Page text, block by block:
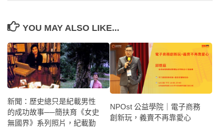
YOU MAY ALSO LIKE...
新聞：歷史總只是紀載男性
的成功故事──簡扶育《女史
無國界》系列照片，紀載勤
NPOst 公益學院｜電子商務
創新玩，義賣不再靠愛心